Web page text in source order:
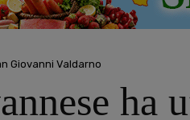
Giovanni Valdarno
ha